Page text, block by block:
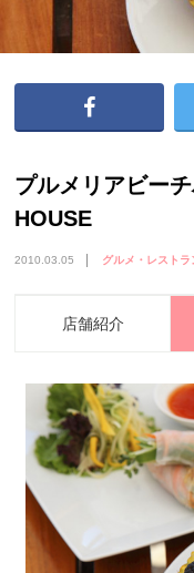
プルメリアビー
HOUSE
2010.03.05 グルメ・レストラ
店舗紹介